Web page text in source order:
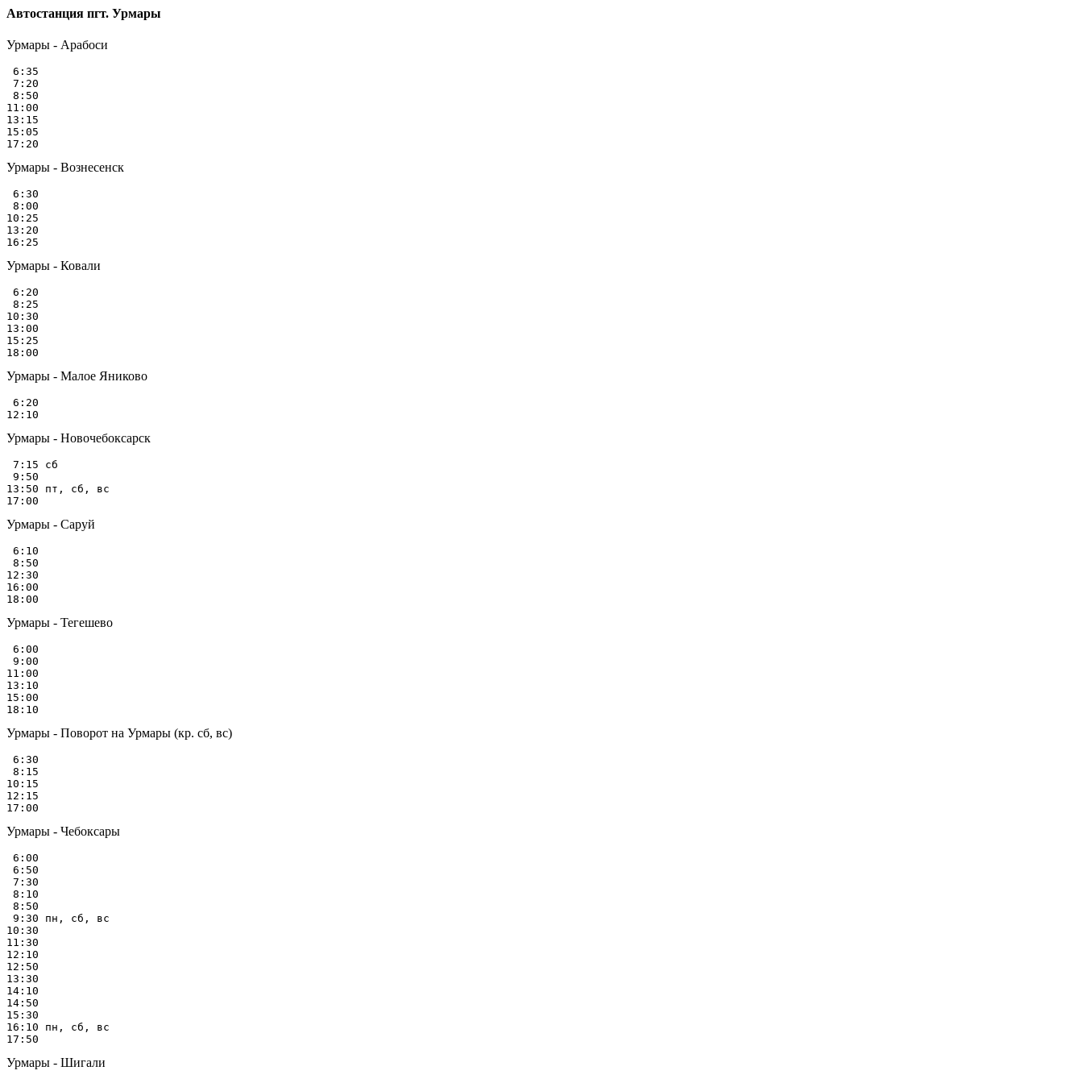
Автостанция пгт. Урмары
Урмары - Арабоси
6:35
7:20
8:50
11:00
13:15
15:05
Урмары - Вознесенск
6:30
8:00
10:25
13:20
Урмары - Ковали
6:20
8:25
10:30
13:00
15:25
Урмары - Малое Яниково
6:20
Урмары - Новочебоксарск
7:15 сб
9:50
13:50 пт, сб, вс
Урмары - Саруй
6:10
8:50
12:30
16:00
Урмары - Тегешево
6:00
9:00
11:00
13:10
15:00
Урмары - Поворот на Урмары (кр. сб, вс)
6:30
8:15
10:15
12:15
Урмары - Чебоксары
6:00
6:50
7:30
8:10
8:50
9:30 пн, сб, вс
10:30
11:30
12:10
12:50
13:30
14:10
14:50
15:30
16:10 пн, сб, вс
Урмары - Шигали